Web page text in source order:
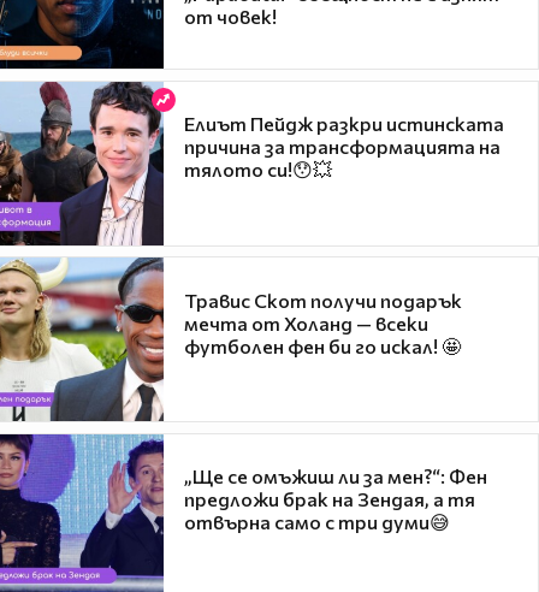
от човек!
Елиът Пейдж разкри истинската
причина за трансформацията на
тялото си!😯💥
Травис Скот получи подарък
мечта от Холанд — всеки
футболен фен би го искал! 🤩
„Ще се омъжиш ли за мен?“: Фен
предложи брак на Зендая, а тя
отвърна само с три думи😅